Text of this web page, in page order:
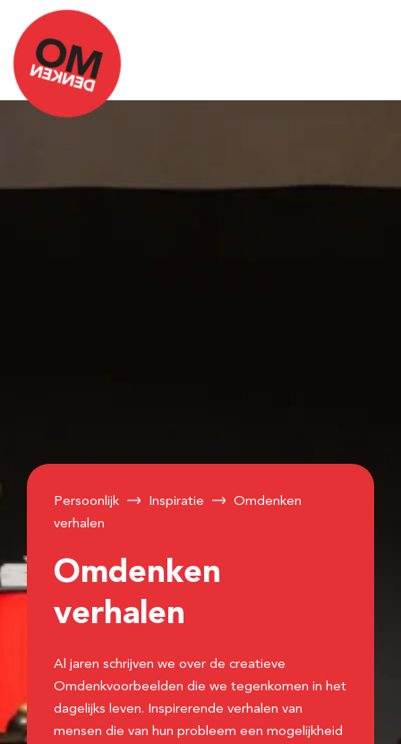
Persoonlijk Inspiratie
Omdenken
verhalen
Omdenken
verhalen
Al jaren schrijven we over de creatieve
Omdenkvoorbeelden die we tegenkomen in het
dagelijks leven. Inspirerende verhalen van
mensen die van hun probleem een mogelijkheid